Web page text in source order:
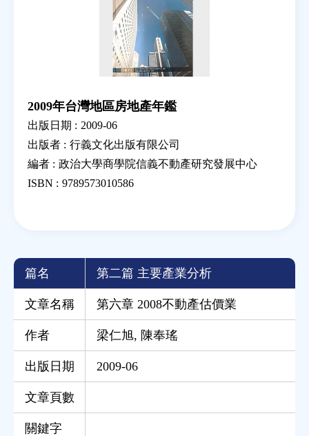
2009年台灣地區房地產年鑑
出版日期 : 2009-06
出版者 : 行義文化出版有限公司
編者 : 政治大學商學院信義不動產研究發展中心
ISBN : 9789573010586
篇名 第二篇 主要產業分析
文章名稱 第六章 2008不動產估價業
作者 梁仁旭, 陳奉瑤
出版日期 2009-06
文章頁數
關鍵字